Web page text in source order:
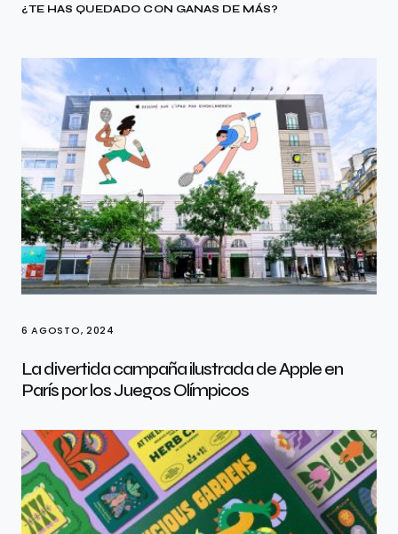
¿TE HAS QUEDADO CON GANAS DE MÁS?
6 AGOSTO, 2024
La divertida campaña ilustrada de Apple en
París por los Juegos Olímpicos